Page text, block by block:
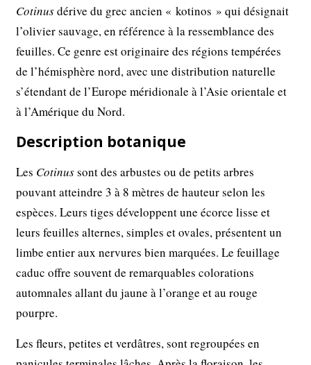
Cotinusdérive du grec ancien « kotinos » qui désignait
l’olivier sauvage, en référence à la ressemblance des
feuilles. Ce genre est originaire des régions tempérées
de l’hémisphère nord, avec une distribution naturelle
s’étendant de l’Europe méridionale à l’Asie orientale et
à l’Amérique du Nord.
Description botanique
Les Cotinussont des arbustes ou de petits arbres
pouvant atteindre 3 à 8 mètres de hauteur selon les
espèces. Leurs tiges développent une écorce lisse et
leurs feuilles alternes, simples et ovales, présentent un
limbe entier aux nervures bien marquées. Le feuillage
caduc offre souvent de remarquables colorations
automnales allant du jaune à l’orange et au rouge
pourpre.
Les fleurs, petites et verdâtres, sont regroupées en